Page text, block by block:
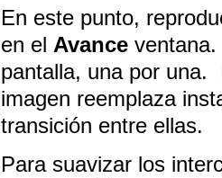
En este punto,
en el Avance
pantalla, una por una.
imagen reemplaza
transición entre ellas.
Para suavizar los